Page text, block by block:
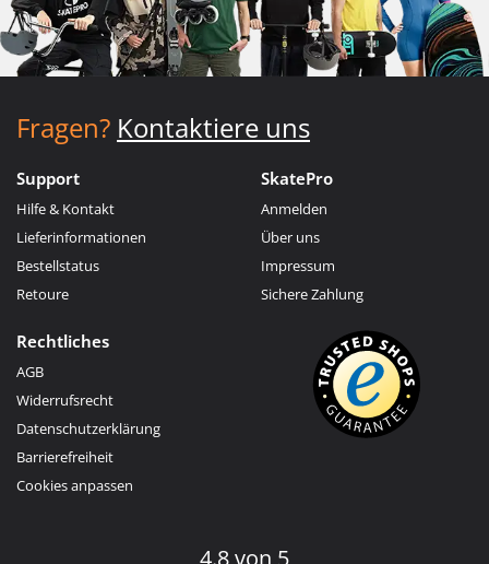
Fragen? Kontaktiere uns
Support
Hilfe & Kontakt
Lieferinformationen
Bestellstatus
Retoure
SkatePro
Anmelden
Über uns
Impressum
Sichere Zahlung
Rechtliches
AGB
Widerrufsrecht
Datenschutzerklärung
Barrierefreiheit
Cookies anpassen
4.8 von 5